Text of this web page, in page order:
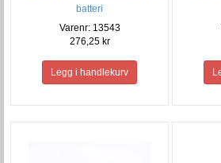
batteri
Varenr: 13543
276,25 kr